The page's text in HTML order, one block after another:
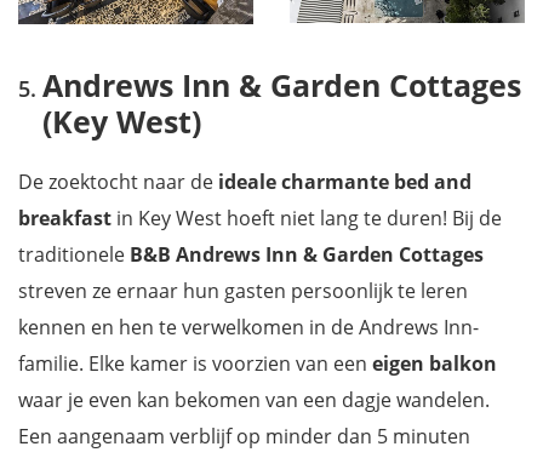
Andrews Inn & Garden Cottages
(Key West)
De zoektocht naar de ideale charmante bed and
breakfast in Key West hoeft niet lang te duren! Bij de
traditionele B&B Andrews Inn & Garden Cottages
streven ze ernaar hun gasten persoonlijk te leren
kennen en hen te verwelkomen in de Andrews Inn-
familie. Elke kamer is voorzien van een eigen balkon
waar je even kan bekomen van een dagje wandelen.
Een aangenaam verblijf op minder dan 5 minuten